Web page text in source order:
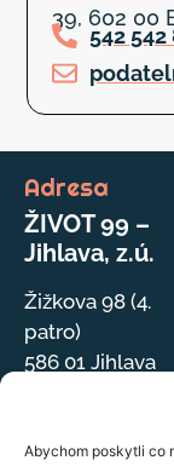
Abychom poskytli co
39, 602 00
542 542
Adresa
ŽIVOT 99 –
Jihlava, z.ú.
Žižkova 98 (4.
patro)
586 01 Jihlava